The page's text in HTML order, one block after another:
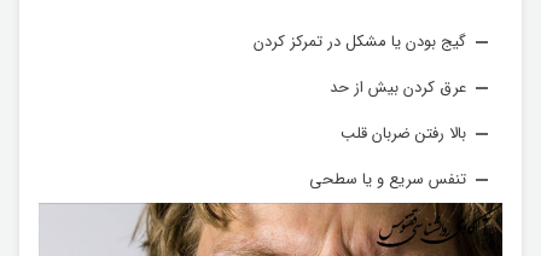
گیج بودن یا مشکل در تمرکز کردن
عرق کردن بیش از حد
بالا رفتن ضربان قلب
تنفس سریع و یا سطحی